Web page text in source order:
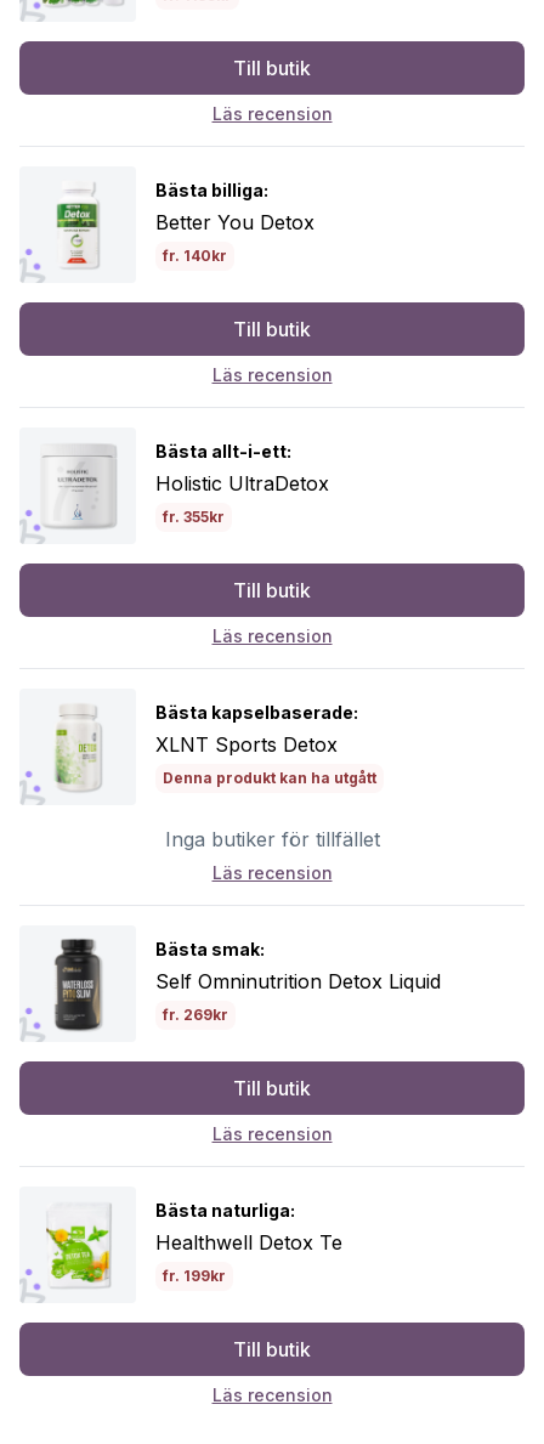
Till butik
Läs recension
Bästa billiga:
Better You Detox
fr. 140kr
Till butik
Läs recension
Bästa allt-i-ett:
Holistic UltraDetox
fr. 355kr
Till butik
Läs recension
Bästa kapselbaserade:
XLNT Sports Detox
Denna produkt kan ha utgått
Inga butiker för tillfället
Läs recension
Bästa smak:
Self Omninutrition Detox Liquid
fr. 269kr
Till butik
Läs recension
Bästa naturliga:
Healthwell Detox Te
fr. 199kr
Till butik
Läs recension